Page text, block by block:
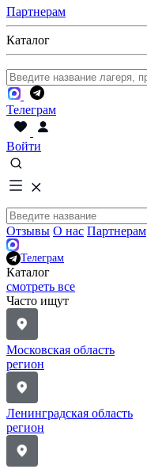
Партнерам
Каталог
Телеграм
Войти
Отзывы О нас Партнерам
Телеграм
Каталог
смотреть все
Часто ищут
Московская область
регион
Ленинградская область
регион